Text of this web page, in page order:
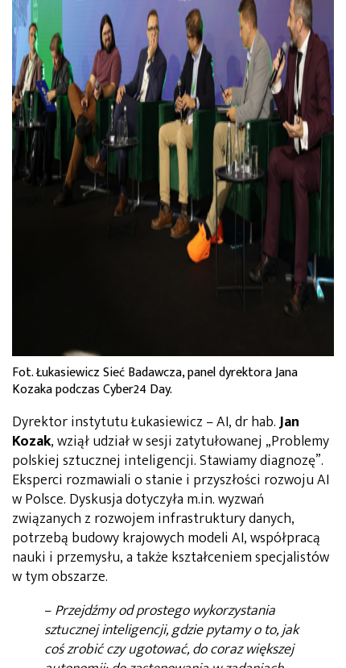
Fot. Łukasiewicz Sieć Badawcza, panel dyrektora Jana
Kozaka podczas Cyber24 Day.
Dyrektor instytutu Łukasiewicz – AI, dr hab.Jan
Kozak, wziął udział w sesji zatytułowanej „Problemy
polskiej sztucznej inteligencji. Stawiamy diagnozę”.
Eksperci rozmawiali o stanie i przyszłości rozwoju AI
w Polsce. Dyskusja dotyczyła m.in. wyzwań
związanych z rozwojem infrastruktury danych,
potrzebą budowy krajowych modeli AI, współpracą
nauki i przemysłu, a także kształceniem specjalistów
w tym obszarze.
–Przejdźmy od prostego wykorzystania
sztucznej inteligencji, gdzie pytamy o to, jak
coś zrobić czy ugotować, do coraz większej